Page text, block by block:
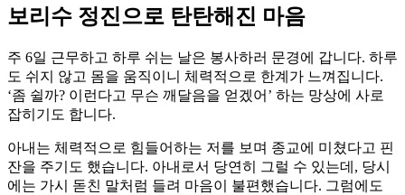
보리수 정진으로 탄탄해진 마음
주 6일 근무하고 하루 쉬는 날은 봉사하러 문경에 갑니다. 하루
도 쉬지 않고 몸을 움직이니 체력적으로 한계가 느껴집니다.
‘좀 쉴까? 이런다고 무슨 깨달음을 얻겠어’ 하는 망상에 사로
잡히기도 합니다.
아내는 체력적으로 힘들어하는 저를 보며 종교에 미쳤다고 핀
잔을 주기도 했습니다. 아내로서 당연히 그럴 수 있는데, 당시
에는 가시 돋친 말처럼 들려 마음이 불편했습니다. 그럼에도